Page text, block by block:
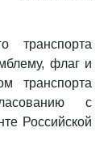
транспорта
флаг и
транспорта
с
Российской